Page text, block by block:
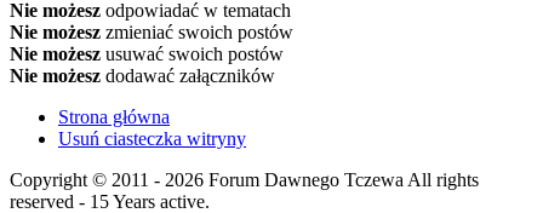
Nie możesz odpowiadać w tematach
Nie możesz zmieniać swoich postów
Nie możesz usuwać swoich postów
Nie możesz dodawać załączników
Strona główna
Usuń ciasteczka witryny
Copyright © 2011 - 2026 Forum Dawnego Tczewa All rights
reserved - 15 Years active.